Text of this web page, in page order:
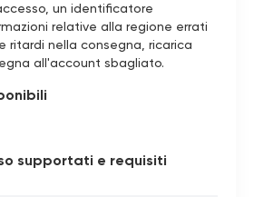
un identificatore
relative alla regione errati
ritardi nella consegna, ricarica
all'account sbagliato.
supportati e requisiti